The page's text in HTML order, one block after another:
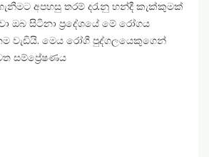
අපහසු තරම් දරැනු හන්දී කැක්කුමක්
ඔබ සිටිනා ප්‍රදේශයේ මේ රෝගය
වැඩියි. මෙය රෝගී පුද්ගලයෙකුගෙන්
සම්ප්‍රේෂණය